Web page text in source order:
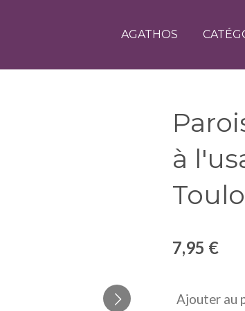
AGATHOS
à
7,95 €
Ajouter au